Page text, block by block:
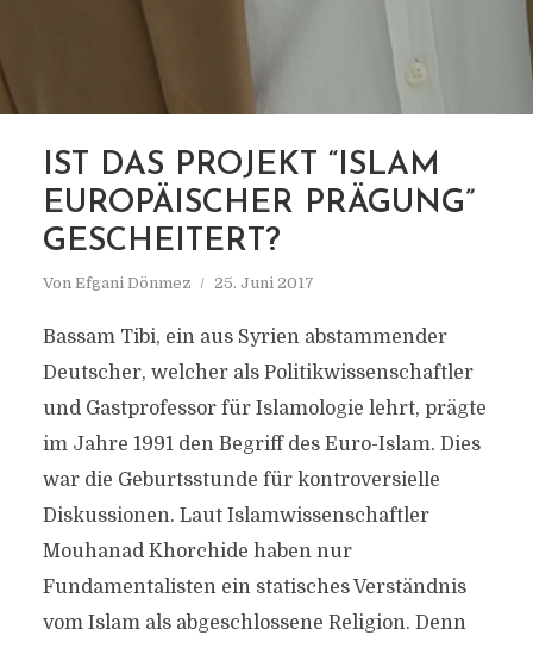
IBN-RUSHD-GOETHE-
MOSCHEE
IST DAS PROJEKT “ISLAM
EUROPÄISCHER PRÄGUNG”
GESCHEITERT?
Von Efgani Dönmez 25. Juni 2017
Bassam Tibi, ein aus Syrien abstammender
Deutscher, welcher als Politikwissenschaftler
und Gastprofessor für Islamologie lehrt, prägte
im Jahre 1991 den Begriff des Euro-Islam. Dies
war die Geburtsstunde für kontroversielle
Diskussionen. Laut Islamwissenschaftler
Mouhanad Khorchide haben nur
Fundamentalisten ein statisches Verständnis
vom Islam als abgeschlossene Religion. Denn